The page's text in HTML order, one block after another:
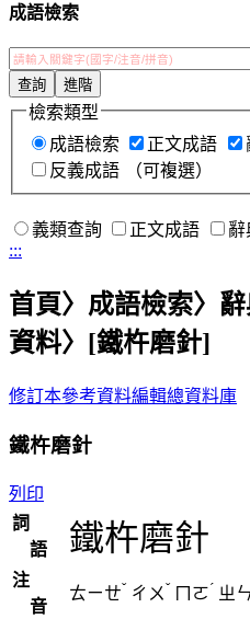
成語檢索
檢索類型
成語檢索
正文成語
反義成語 （可複選）
義類查詢 正文成語
辭
:::
首頁〉成語檢索〉
資料〉
[鐵杵磨針]
修訂本參考資料編輯總資料庫
鐵杵磨針
列印
詞
語
鐵杵磨針
注
音
ㄊㄧㄝˇ ㄔㄨ ˇ ㄇㄛˊ ㄓㄣ